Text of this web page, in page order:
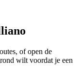
of open de
wilt voordat je een